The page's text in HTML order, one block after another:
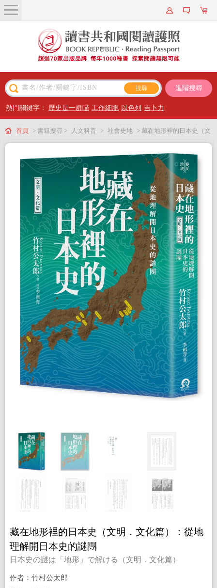
關於我們
近期新書
主題閱讀
出版專區
會員專屬
會員儲值方案
進階搜尋
熱門關鍵字： 歷史是一群喵 工作細胞 以色列 吉卜力
首頁 > 書籍搜尋 > 人文科普 > 社會史地 > 藏在地形裡的日本史（文
明．文化篇）：從地理解開日本史的謎團
藏在地形裡的日本史（文明．文化篇）：從地
理解開日本史的謎團
日本史の謎は「地形」で解ける（文明．文化篇）
作者：竹村公太郎